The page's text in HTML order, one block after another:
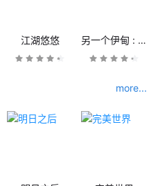
江湖悠悠 另一个伊甸 : 超越时空的猫
more...